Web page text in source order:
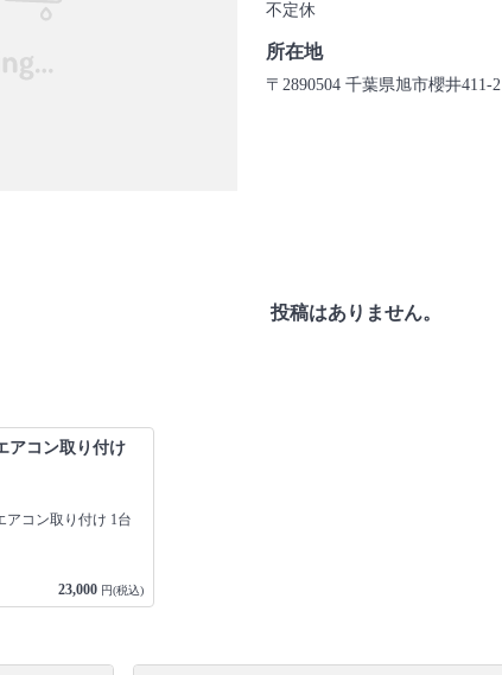
不定休
所在地
〒2890504 千葉県旭市櫻井411-2
投稿はありません。
アコン取り付け
アコン取り付け 1台
23,000 円(税込)